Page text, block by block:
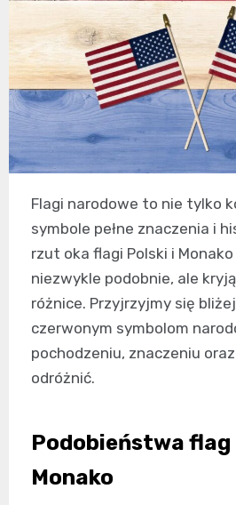
Flagi narodowe to nie tylko
symbole pełne znaczenia i
rzut oka flagi Polski i
niezwykle podobnie, ale
różnice. Przyjrzyjmy się
czerwonym symbolom
pochodzeniu, znaczeniu
odróżnić.
Podobieństwa flag
Monako